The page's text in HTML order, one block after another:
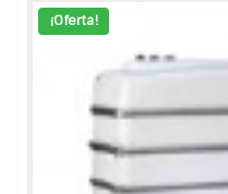
¡Oferta!